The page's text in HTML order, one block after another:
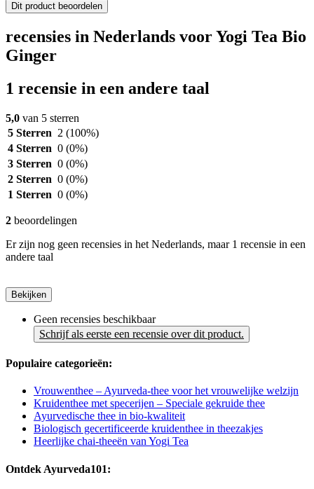
Dit product beoordelen
recensies in Nederlands voor Yogi Tea Bio
Ginger
1 recensie in een andere taal
5,0 van 5 sterren
5 Sterren 2 (100%)
4 Sterren 0 (0%)
3 Sterren 0 (0%)
2 Sterren 0 (0%)
1 Sterren 0 (0%)
2 beoordelingen
Er zijn nog geen recensies in het Nederlands, maar 1 recensie in een
andere taal
Bekijken
Geen recensies beschikbaar
Schrijf als eerste een recensie over dit product.
Populaire categorieën:
Vrouwenthee – Ayurveda-thee voor het vrouwelijke welzijn
Kruidenthee met specerijen – Speciale gekruide thee
Ayurvedische thee in bio-kwaliteit
Biologisch gecertificeerde kruidenthee in theezakjes
Heerlijke chai-theeën van Yogi Tea
Ontdek Ayurveda101: